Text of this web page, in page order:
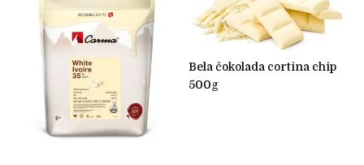
bela čokolada cortina chip
500g